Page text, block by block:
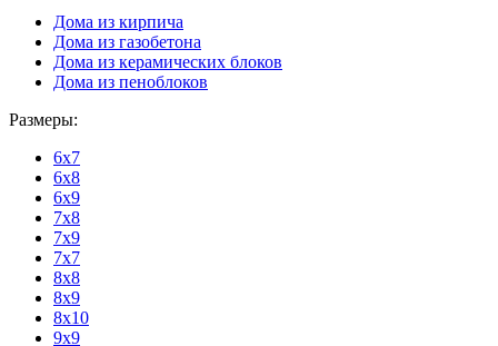
Дома из кирпича
Дома из газобетона
Дома из керамических блоков
Дома из пеноблоков
Размеры:
6x7
6x8
6x9
7x8
7x9
7x7
8x8
8x9
8x10
9x9